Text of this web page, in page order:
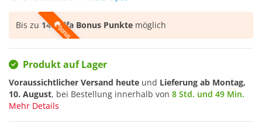
Bis zu 146 Alfa Bonus Punkte möglich
Produkt auf Lager
Voraussichtlicher Versand heute und Lieferung ab Montag,
10. August, bei Bestellung innerhalb von 8 Std. und 49 Min.
Mehr Details